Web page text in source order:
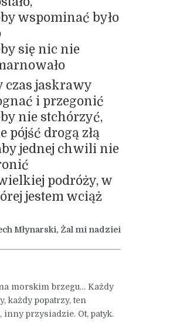
wspominać było
się nic nie
czas jaskrawy
i przegonić
nie stchórzyć,
pójść drogą złą
jednej chwili nie
podróży, w
jestem wciąż
Młynarski, Żal mi nadziei
morskim brzegu… Każdy
każdy popatrzy, ten
inny przysiadzie. Ot, patyk.